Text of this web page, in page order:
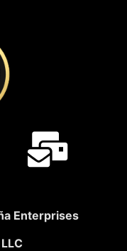
Enterprises